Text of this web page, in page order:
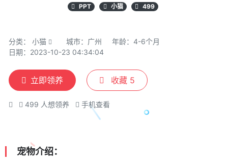
PPT 小猫 499
分类： 小猫 城市：广州
年龄：4-6个月
日期：2023-10-23 04:34:04
立即领养 收藏 5
499 人想领养 手机查看
宠物介绍：